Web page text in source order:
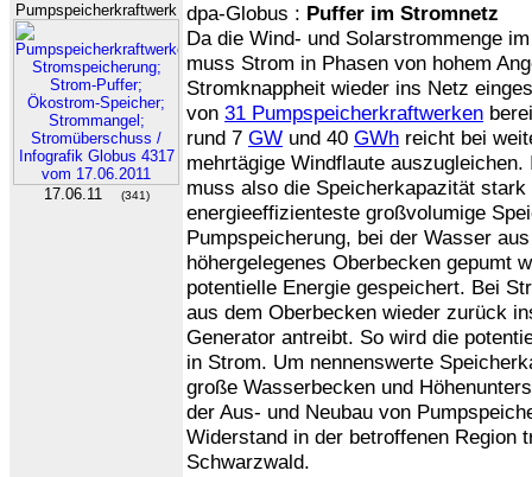
Pumpspeicherkraftwerk
17.06.11 (341)
dpa-Globus : Puffer im Stromnetz
Da die Wind- und Solarstrommenge
muss Strom in Phasen von hohem
Stromknappheit wieder ins Netz
von 31 Pumpspeicherkraftwerken
rund 7 GW und 40 GWh reicht bei
mehrtägige Windflaute
muss also die Speicherkapazität
energieeffizienteste großvolumige
Pumpspeicherung, bei der Wasser
höhergelegenes Oberbecken gepumt
potentielle Energie gespeichert. Bei
aus dem Oberbecken wieder zurück
Generator antreibt. So wird die
in Strom. Um nennenswerte
große Wasserbecken und
der Aus- und Neubau von
Widerstand in der betroffenen
Schwarzwald.